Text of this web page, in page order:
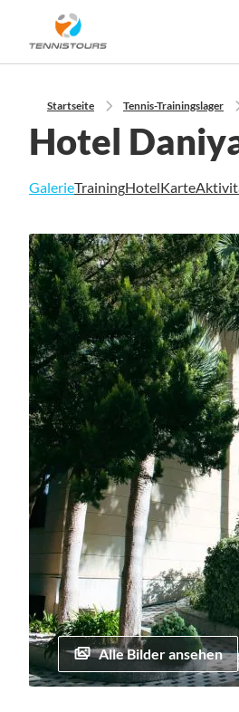
Startseite Tennis-Trainingslager
Hotel
GalerieTrainingHotelKarte
Zum
Ende
der
Bildgalerie
springen
Alle Bilder ansehen